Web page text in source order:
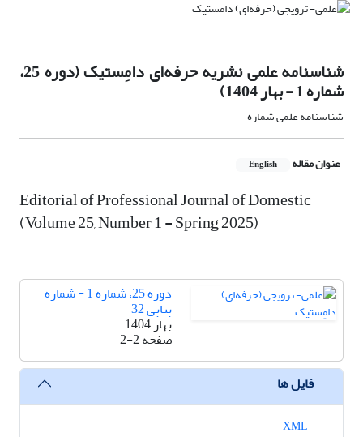
شناسنامه علمی نشریه حرفه‌ای دامِستیک (دوره 25،
شماره 1 - بهار 1404)
شناسنامه علمی شماره
عنوان مقاله English
Editorial of Professional Journal of Domestic
(Volume 25, Number 1 - Spring 2025)
دوره 25، شماره 1 - شماره
پیاپی 32
بهار 1404
صفحه2-2
فایل ها